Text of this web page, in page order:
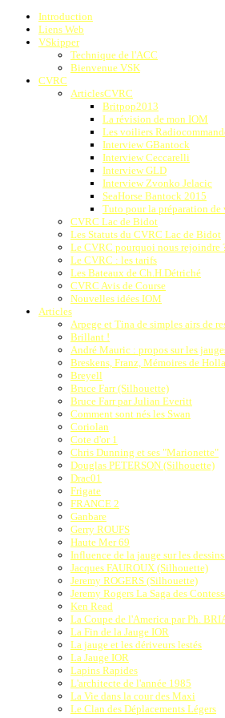
Introduction
Liens Web
VSkipper
Technique de l'ACC
Bienvenue VSK
CVRC
ArticlesCVRC
Britpop2013
La révision de mon IOM
Les voiliers
Interview GBantock
Interview Ceccarelli
Interview GLD
Interview Zvonko Jelacic
SeaHorse Bantock 2015
Tuto pour la préparation de
CVRC Lac de Bidot
Les Statuts du CVRC Lac de Bidot
Le CVRC pourquoi nous rejoindre
Le CVRC : les tarifs
Les Bateaux de Ch.H.Détriché
CVRC Avis de Course
Nouvelles idées IOM
Articles
Arpege et Tina de simples airs de
Brillant !
André Mauric : propos sur les
Breskens, Franz, Mémoires de
Breyell
Bruce Farr (Silhouette)
Bruce Farr par Julian Everitt
Comment sont nés les Swan
Coriolan
Cote d'or 1
Chris Dunning et ses "Marionette"
Douglas PETERSON (Silhouette)
Drac01
Frigate
FRANCE 2
Ganbare
Gerry ROUFS
Haute Mer 69
Influence de la jauge sur les
Jacques FAUROUX (Silhouette)
Jeremy ROGERS (Silhouette)
Jeremy Rogers La Saga des
Ken Read
La Coupe de l'America par Ph.
La Fin de la Jauge IOR
La jauge et les dériveurs lestés
La Jauge IOR
Lapins Rapides
L'architecte de l'année 1985
La Vie dans la cour des Maxi
Le Clan des Déplacements Légers